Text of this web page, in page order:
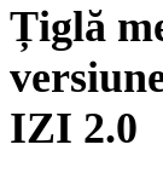
Țiglă
IZI 2.0